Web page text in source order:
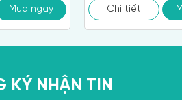
Mua ngay Chi tiết
KÝ NHẬN TIN